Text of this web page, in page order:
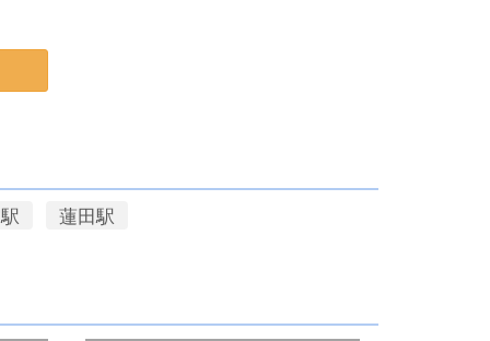
蓮田駅